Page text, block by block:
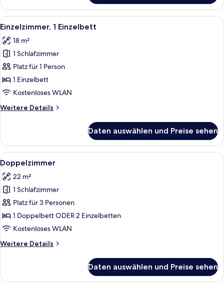
zur
Einzelnutzung
Alle
Fotos
für
Einzelzimmer,
1 Einzelbett
anzeigen
Ein Hotelzimmer mit Bett,
4
Einzelzimmer, 1 Einzelbett
18 m²
1 Schlafzimmer
Platz für 1 Person
1 Einzelbett
Kostenloses WLAN
Weitere Details
Weitere
1 Einzelbett
Daten auswählen und Preise sehen
Alle
Fotos
für
Doppelzimmer
anzeigen
Ein Hotelzimmer mit einem großen
5
Doppelzimmer
22 m²
1 Schlafzimmer
Platz für 3 Personen
1 Doppelbett ODER 2 Einzelbetten
Kostenloses WLAN
Weitere Details
Weitere
Daten auswählen und Preise sehen